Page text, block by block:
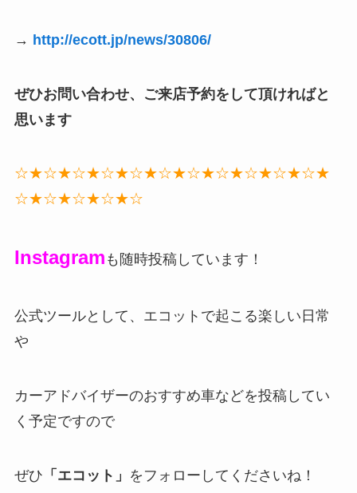
→ http://ecott.jp/news/30806/
ぜひお問い合わせ、ご来店予約をして頂ければと
思います
☆★☆★☆★☆★☆★☆★☆★☆★☆★☆★☆★
☆★☆★☆★☆★☆
Instagram も随時投稿しています！
公式ツールとして、エコットで起こる楽しい日常
や
カーアドバイザーのおすすめ車などを投稿してい
く予定ですので
ぜひ 「エコット」 をフォローしてくださいね！